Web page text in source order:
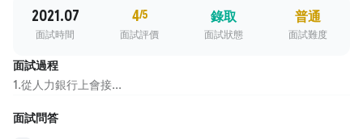
2021.07
面試時間
4/5
面試評價
錄取
面試狀態
普通
面試難度
面試過程
1.從人力銀行上會接...
面試問答